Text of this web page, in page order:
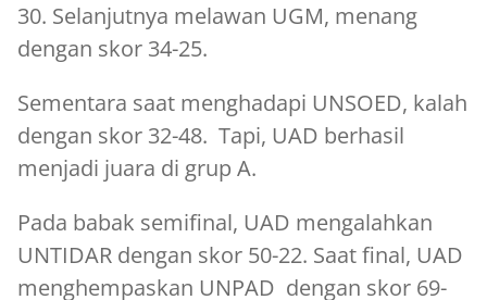
30. Selanjutnya melawan UGM, menang
dengan skor 34-25.
Sementara saat menghadapi UNSOED, kalah
dengan skor 32-48. Tapi, UAD berhasil
menjadi juara di grup A.
Pada babak semifinal, UAD mengalahkan
UNTIDAR dengan skor 50-22. Saat final, UAD
menghempaskan UNPAD dengan skor 69-